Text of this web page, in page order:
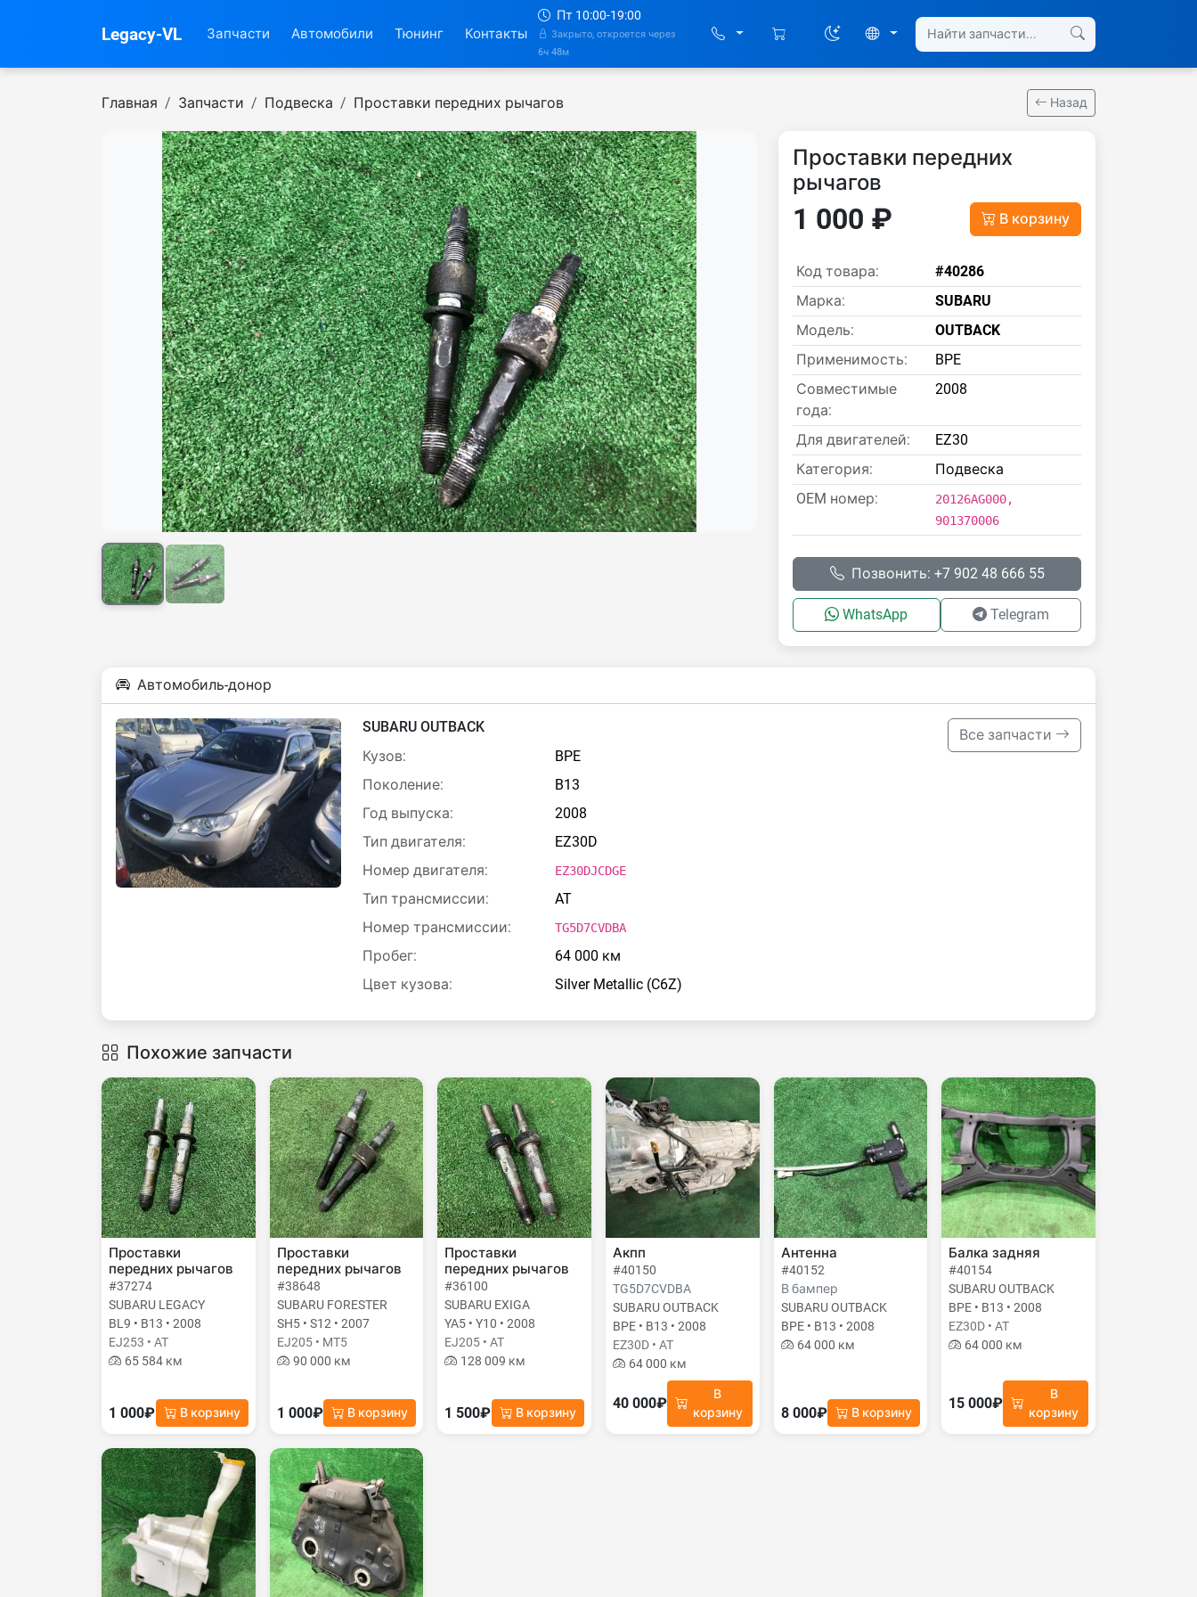
Legacy-VL Запчасти Автомобили Тюнинг Контакты
Пт 10:00-19:00
Закрыто, откроется через
6ч 48м
Главная Запчасти Подвеска Проставки передних рычагов Назад
Проставки передних
рычагов
1 000 ₽ В корзину
Код товара:
#40286
Марка:
SUBARU
Модель:
OUTBACK
Применимость:
BPE
Совместимые
года:
2008
Для двигателей:
EZ30
Категория:
Подвеска
OEM номер:
20126AG000,
901370006
Позвонить: +7 902 48 666 55
WhatsApp Telegram
Автомобиль-донор
SUBARU OUTBACK
Кузов:
BPE
Поколение:
B13
Год выпуска:
2008
Тип двигателя:
EZ30D
Номер двигателя:
EZ30DJCDGE
Тип трансмиссии:
AT
Номер трансмиссии:
TG5D7CVDBA
Пробег:
64 000 км
Цвет кузова:
Silver Metallic (C6Z)
Все запчасти
Похожие запчасти
Проставки
передних рычагов
#37274
SUBARU LEGACY
BL9 • B13 • 2008
EJ253 • AT
65 584 км
1 000₽ В корзину
Проставки
передних рычагов
#38648
SUBARU FORESTER
SH5 • S12 • 2007
EJ205 • MT5
90 000 км
1 000₽ В корзину
Проставки
передних рычагов
#36100
SUBARU EXIGA
YA5 • Y10 • 2008
EJ205 • AT
128 009 км
1 500₽ В корзину
Акпп
#40150
TG5D7CVDBA
SUBARU OUTBACK
BPE • B13 • 2008
EZ30D • AT
64 000 км
40 000₽
В
корзину
Антенна
#40152
В бампер
SUBARU OUTBACK
BPE • B13 • 2008
64 000 км
8 000₽ В корзину
Балка задняя
#40154
SUBARU OUTBACK
BPE • B13 • 2008
EZ30D • AT
64 000 км
15 000₽
В
корзину